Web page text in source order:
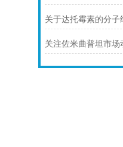
关于达托霉素的分子
关注佐米曲普坦市场